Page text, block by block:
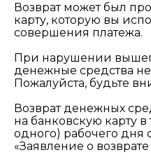
Возврат может был
карту, которую вы
совершения платежа.
При нарушении
денежные средства
Пожалуйста, будьте
Возврат денежных
на банковскую карту
одного) рабочего дня
«Заявление о